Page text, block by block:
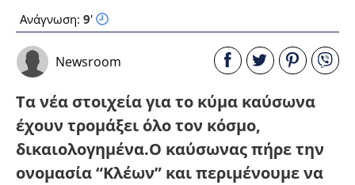
Ανάγνωση: 9'
Newsroom
Τα νέα στοιχεία για το κύμα καύσωνα
έχουν τρομάξει όλο τον κόσμο,
δικαιολογημένα.Ο καύσωνας πήρε την
ονομασία “Κλέων” και περιμένουμε να